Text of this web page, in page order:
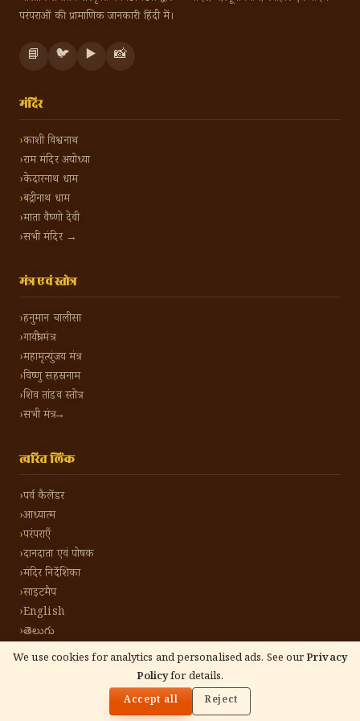
We use cookies for analytics and personalised ads. See ourPrivacy
Policyfor details.
Accept all Reject
परंपराओं की प्रामाणिक जानकारी हिंदी में।
📘 🐦 ▶️ 📸
मंदिर
काशी विश्वनाथ
राम मंदिर अयोध्या
केदारनाथ धाम
बद्रीनाथ धाम
माता वैष्णो देवी
सभी मंदिर →
मंत्र एवं स्तोत्र
हनुमान चालीसा
गायत्री मंत्र
महामृत्युंजय मंत्र
विष्णु सहस्रनाम
शिव तांडव स्तोत्र
सभी मंत्र →
त्वरित लिंक
पर्व कैलेंडर
आध्यात्म
परंपराएँ
दानदाता एवं पोषक
मंदिर निर्देशिका
साइटमैप
English
తెలుగు
हिंदू टोन हिंदी। सर्वाधिकार सुरक्षित। गोपनीयता नीति